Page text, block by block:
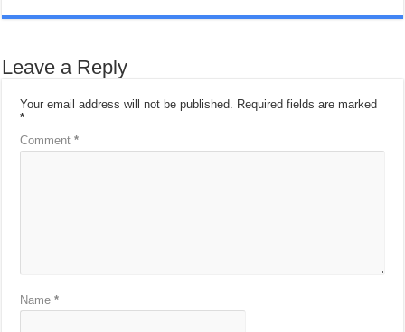
Leave a Reply
Your email address will not be published. Required fields are marked
*
Comment*
Name*